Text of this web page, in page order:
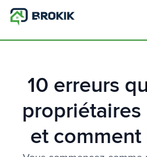
10 erreurs
propriétaires
et comment